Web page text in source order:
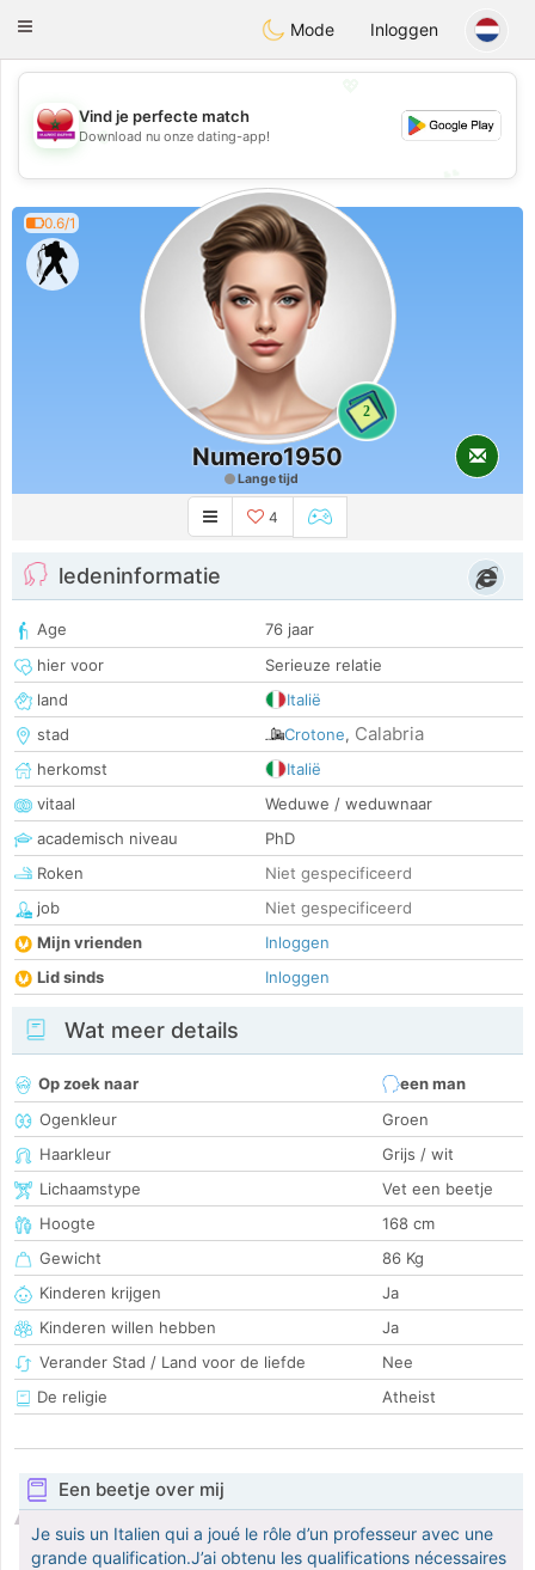
Maroc Dating
Toggle
Mode Inloggen
💖
💕
Vind je perfecte match
Download nu onze dating-app!
0.6/1
2
Numero1950
Lange tijd
4
ledeninformatie
Age
76 jaar
hier voor
Serieuze relatie
land
Italië
stad
Crotone, Calabria
herkomst
Italië
vitaal
Weduwe / weduwnaar
academisch niveau
PhD
Roken
Niet gespecificeerd
job
Niet gespecificeerd
Mijn vrienden
Inloggen
Lid sinds
Inloggen
Wat meer details
Op zoek naar
een man
Ogenkleur
Groen
Haarkleur
Grijs / wit
Lichaamstype
Vet een beetje
Hoogte
168 cm
Gewicht
86 Kg
Kinderen krijgen
Ja
Kinderen willen hebben
Ja
Verander Stad / Land voor de liefde
Nee
De religie
Atheist
Een beetje over mij
Je suis un Italien qui a joué le rôle d’un professeur avec une
grande qualification.J’ai obtenu les qualifications nécessaires